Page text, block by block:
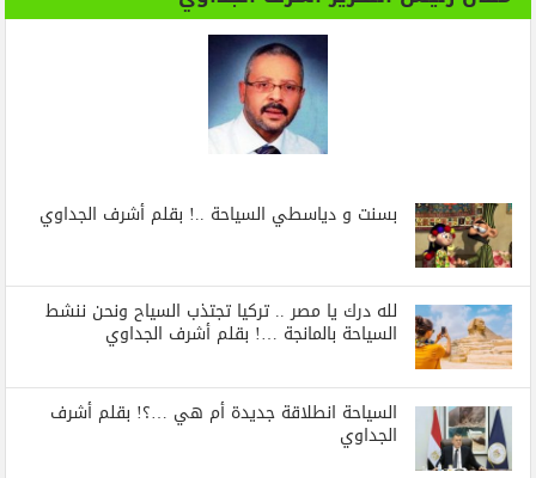
بسنت و دياسطي السياحة ..! بقلم أشرف الجداوي
لله درك يا مصر .. تركيا تجتذب السياح ونحن ننشط
السياحة بالمانجة …! بقلم أشرف الجداوي
السياحة انطلاقة جديدة أم هي …؟! بقلم أشرف
الجداوي